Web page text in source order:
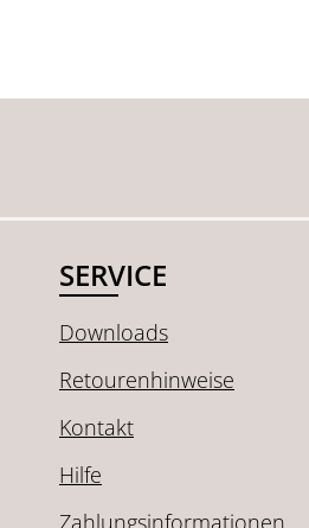
SERVICE
Downloads
Retourenhinweise
Kontakt
Hilfe
Zahlungsinformationen